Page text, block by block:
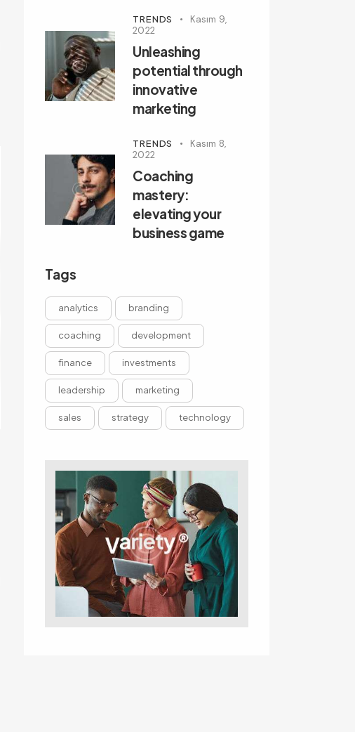
TRENDS
Kasım 9,
2022
Unleashing
potential through
innovative
marketing
TRENDS
Kasım 8,
2022
Coaching
mastery:
elevating your
business game
Tags
analytics branding
coaching development
finance investments
leadership marketing
sales strategy technology